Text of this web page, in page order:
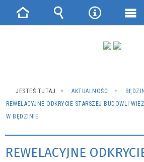
JESTEŚ TUTAJ AKTUALNOŚCI
REWELACYJNE ODKRYCIE STARSZEJ BUDOWLI
W BĘDZINIE
REWELACYJNE
Strona Wyszukiwarka
Narzędzia